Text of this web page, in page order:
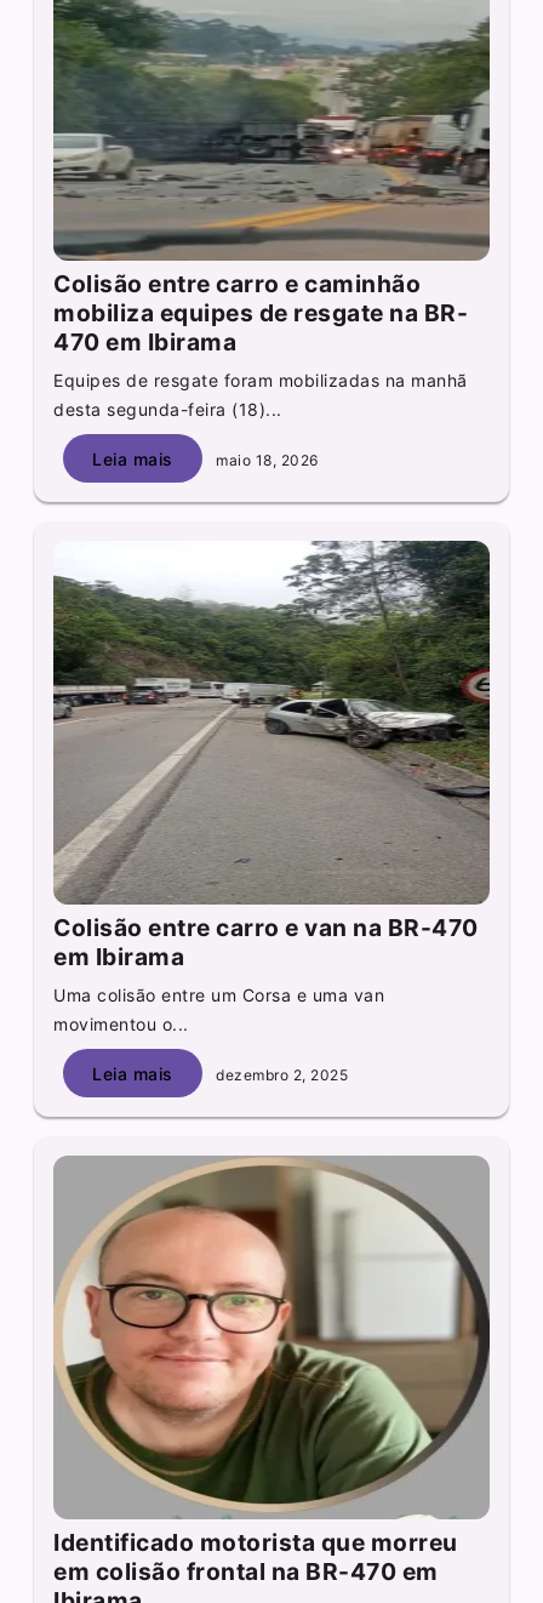
Colisão entre carro e caminhão
mobiliza equipes de resgate na BR-
470 em Ibirama
Equipes de resgate foram mobilizadas na manhã
desta segunda-feira (18)...
Leia mais maio 18, 2026
Colisão entre carro e van na BR-470
em Ibirama
Uma colisão entre um Corsa e uma van
movimentou o...
Leia mais dezembro 2, 2025
Identificado motorista que morreu
em colisão frontal na BR-470 em